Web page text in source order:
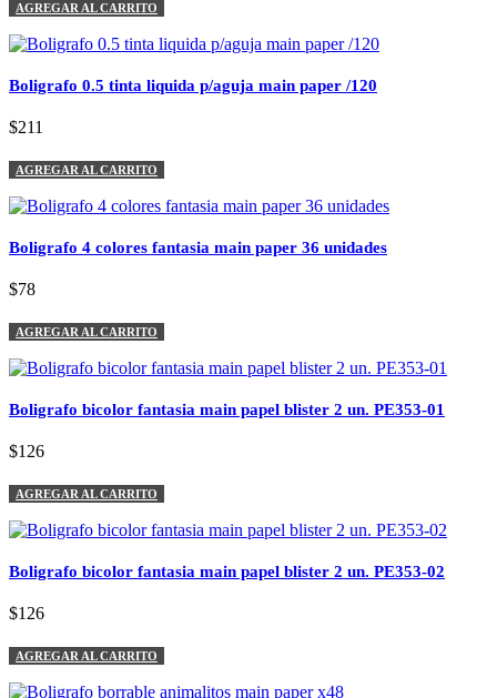
AGREGAR AL CARRITO
Boligrafo 0.5 tinta liquida p/aguja main paper /120
$211
AGREGAR AL CARRITO
Boligrafo 4 colores fantasia main paper 36 unidades
$78
AGREGAR AL CARRITO
Boligrafo bicolor fantasia main papel blister 2 un. PE353-01
$126
AGREGAR AL CARRITO
Boligrafo bicolor fantasia main papel blister 2 un. PE353-02
$126
AGREGAR AL CARRITO